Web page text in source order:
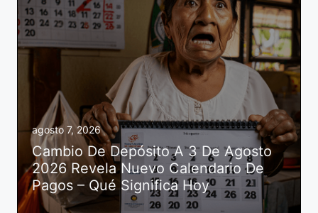
agosto 7, 2026
Cambio De Depósito A 3 De Agosto
2026 Revela Nuevo Calendario De
Pagos – Qué Significa Hoy